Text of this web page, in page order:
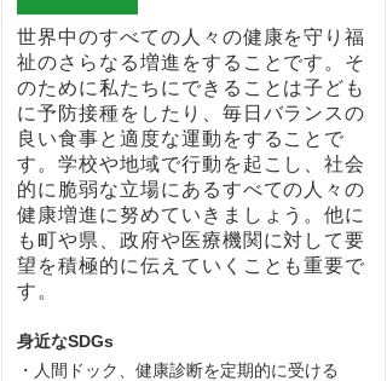
世界中のすべての人々の健康を守り福
祉のさらなる増進をすることです。そ
のために私たちにできることは子ども
に予防接種をしたり、毎日バランスの
良い食事と適度な運動をすることで
す。学校や地域で行動を起こし、社会
的に脆弱な立場にあるすべての人々の
健康増進に努めていきましょう。他に
も町や県、政府や医療機関に対して要
望を積極的に伝えていくことも重要で
す。
身近なSDGs
・人間ドック、健康診断を定期的に受ける